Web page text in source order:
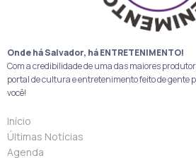
Onde há Salvador, há ENTRETENIMENTO!
Com a credibilidade de uma das maiores
portal de cultura e entretenimento feito de gente
você!
Início
Últimas Notícias
Agenda